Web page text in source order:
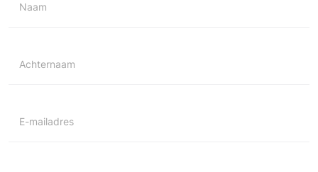
Naam
Achternaam
E-mailadres